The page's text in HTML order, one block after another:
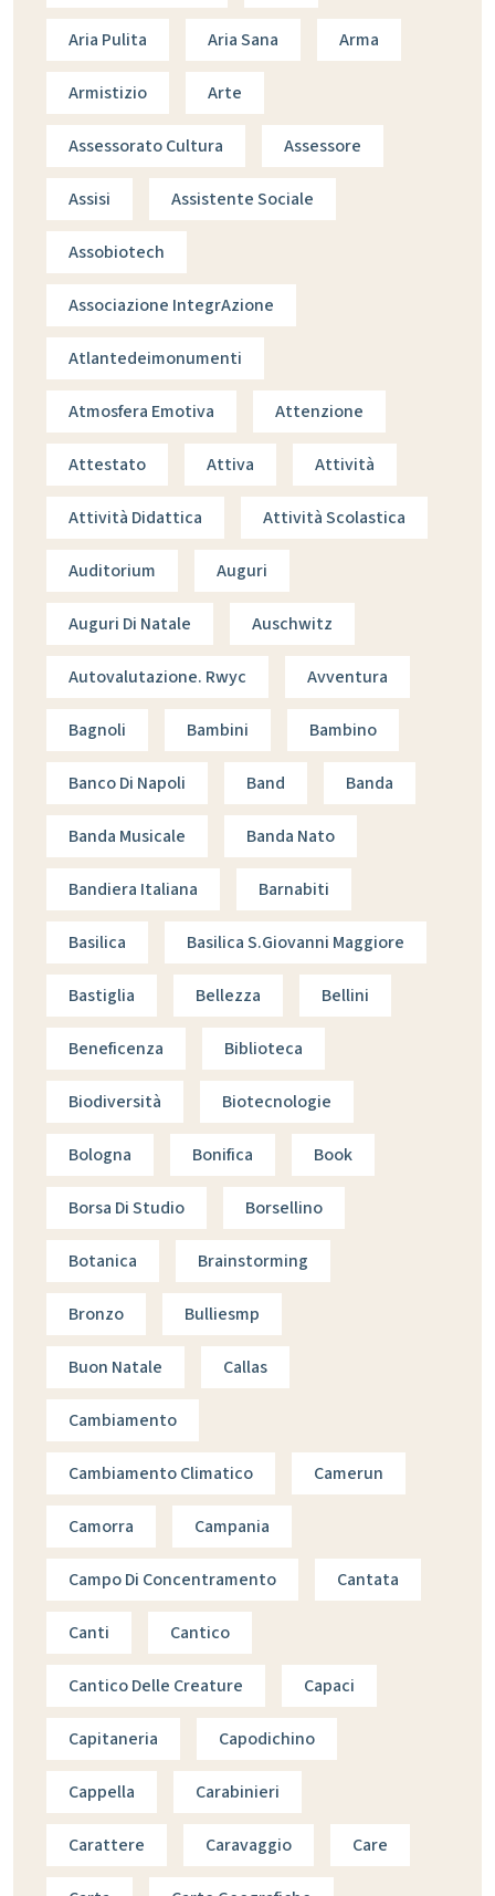
Aria Pulita Aria Sana Arma
Armistizio Arte
Assessorato Cultura Assessore
Assisi Assistente Sociale
Assobiotech
Associazione IntegrAzione
Atlantedeimonumenti
Atmosfera Emotiva Attenzione
Attestato Attiva Attività
Attività Didattica Attività Scolastica
Auditorium Auguri
Auguri Di Natale Auschwitz
Autovalutazione. Rwyc Avventura
Bagnoli Bambini Bambino
Banco Di Napoli Band Banda
Banda Musicale Banda Nato
Bandiera Italiana Barnabiti
Basilica Basilica S.giovanni Maggiore
Bastiglia Bellezza Bellini
Beneficenza Biblioteca
Biodiversità Biotecnologie
Bologna Bonifica Book
Borsa Di Studio Borsellino
Botanica Brainstorming
Bronzo Bulliesmp
Buon Natale Callas
Cambiamento
Cambiamento Climatico Camerun
Camorra Campania
Campo Di Concentramento Cantata
Canti Cantico
Cantico Delle Creature Capaci
Capitaneria Capodichino
Cappella Carabinieri
Carattere Caravaggio Care